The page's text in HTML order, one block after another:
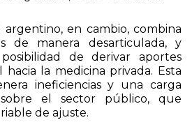
de manera desarticulada, y
de derivar aportes
hacia la medicina privada. Esta
ineficiencias y una carga
sobre el sector público, que
de ajuste.